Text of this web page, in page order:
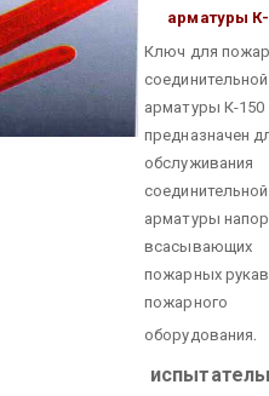
арматуры
Ключ для
соединительной
арматуры К-150
предназначен
обслуживания
соединительной
арматуры
всасывающих
пожарных
пожарного
оборудования